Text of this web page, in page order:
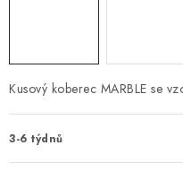
VÝPRODEJ
Vše o nákupu Info
Kontakty
Kusový koberec MARBLE se
3-6 týdnů